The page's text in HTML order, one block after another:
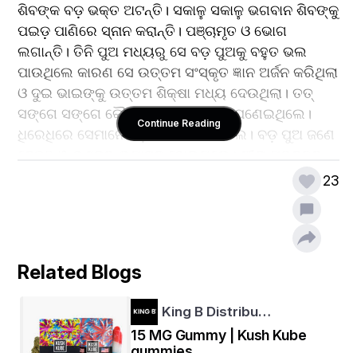
ଶିବଙ୍କ ବଡ଼ ଭକ୍ତ ଅଟନ୍ତି। ସକାଳୁ ସକାଳୁ ଭଗବାନ ଶିବଙ୍କୁ
ପଇଡ଼ ପାଣିରେ ସ୍ନାନ କରାନ୍ତି। ପଞ୍ଚାମୃତ ଓ ଭୋଗ
ଲଗାନ୍ତି। ତିନି ପୁଅ ମଧ୍ୟରୁ ସେ ବଡ଼ ପୁଅକୁ ବହୁତ ଭଲ
ପାଉଥିଲେ କାରଣ ସେ ଉତ୍ତମ ସଂସ୍କୃତ ଜ୍ଞାନ ଅର୍ଜନ କରିଥିଲା
ଓ ଦୁଇ ଭାଇଙ୍କୁ ଉତ୍ତମ ଶିକ୍ଷା ମଧ୍ୟ ଦେଉଥିଲା। ତତ୍
ସଙ୍ଗେ ସଙ୍ଗେ କୌଳିକ ବୃତ୍ତି ମଧ୍ୟ ଆପଣେଇଥିଲେ।
ଧିରେଧିରେ ସେମାନେ ବଡ଼ ହେବାରେ ଲାଗିଲେ। ବଡ଼ ପୁଅ ଜଣେ
ଦେବାରେ ଲାଗିଲେ। ବାପା ଖୁବ୍ ଖୁସି ହେଉଥାନ୍ତି, ବଡ଼ ପୁଅର
ଡାକ୍ତର ହେଲା। ସାନ ପୁଅ ଜମିବାଡ଼ି ଦାୟିତ୍ଵ ବୁଝି ଭଲ
ରୋଜଗାର କଲା। ବାପାମାଆ ସେମାନଙ୍କ ପାଖରେ ଥିବା
ସମୟକ୍ରମେ ବାପା ଓ ମାଆଙ୍କ ପରଲୋକ ହୋଇଗଲା।
ପରିବାରରେ ବଡ଼ ଭାଇଙ୍କ ଆୟ ସବୁଠାରୁ କମ୍ ରହିଲା ଅନ୍ୟ
ଦୁଇଭାଇଙ୍କର ତୁଳନାରେ।
Continue Reading
23
Related Blogs
King B Distribu…
15 MG Gummy | Kush Kube